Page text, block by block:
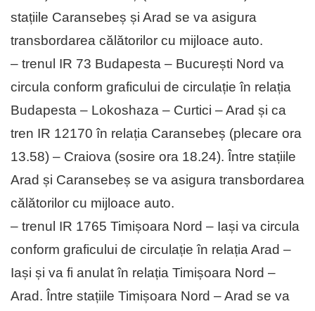
stațiile Caransebeș și Arad se va asigura
transbordarea călătorilor cu mijloace auto.
– trenul IR 73 Budapesta – București Nord va
circula conform graficului de circulație în relația
Budapesta – Lokoshaza – Curtici – Arad și ca
tren IR 12170 în relația Caransebeș (plecare ora
13.58) – Craiova (sosire ora 18.24). Între stațiile
Arad și Caransebeș se va asigura transbordarea
călătorilor cu mijloace auto.
– trenul IR 1765 Timișoara Nord – Iași va circula
conform graficului de circulație în relația Arad –
Iași și va fi anulat în relația Timișoara Nord –
Arad. Între stațiile Timișoara Nord – Arad se va